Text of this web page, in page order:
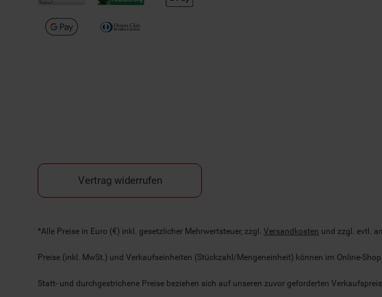
Vertrag widerrufen
Fußnoten
*Alle Preise in Euro (€) inkl. gesetzlicher Mehrwertsteuer, zzgl. Versandkosten und zzgl. evtl.
Preise (inkl. MwSt.) und Verkaufseinheiten (Stückzahl/Mengeneinheit) können im Online-Shop
Statt- und durchgestrichene Preise beziehen sich auf unseren zuvor geforderten Verkaufspreis.